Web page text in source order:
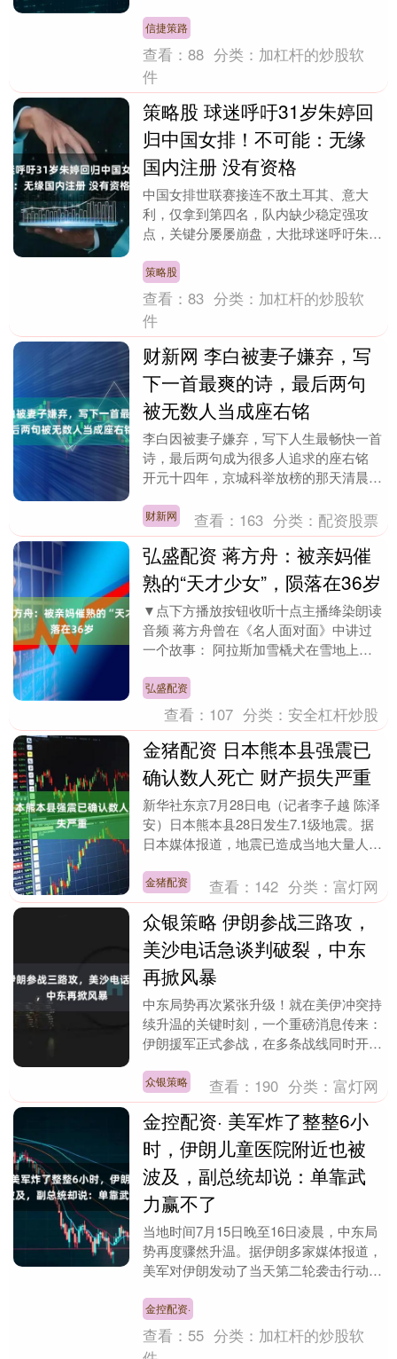
拉之星俱....
信捷策路
查看：88 分类： 加杠杆的炒股软
件
策略股 球迷呼吁31岁朱婷回
归中国女排！不可能：无缘
国内注册 没有资格
中国女排世联赛接连不敌土耳其、意大
利，仅拿到第四名，队内缺少稳定强攻
点，关键分屡屡崩盘，大批球迷呼吁朱婷
表现，可以看出队伍少....
策略股
查看：83 分类： 加杠杆的炒股软
件
财新网 李白被妻子嫌弃，写
下一首最爽的诗，最后两句
被无数人当成座右铭
李白因被妻子嫌弃，写下人生最畅快一首
诗，最后两句成为很多人追求的座右铭
开元十四年，京城科举放榜的那天清晨，
出后有人痛哭失声....
财新网 查看： 163 分类： 配资股票
弘盛配资 蒋方舟：被亲妈催
熟的“天才少女”，陨落在36岁
▼点下方播放按钮收听十点主播绛染朗读
音频 蒋方舟曾在《名人面对面》中讲过
一个故事： 阿拉斯加雪橇犬在雪地上走
直走的是直路，但....
弘盛配资
查看： 107 分类：安全杠杆炒股
金猪配资 日本熊本县强震已
确认数人死亡 财产损失严重
新华社东京7月28日电（记者李子越 陈泽
安）日本熊本县28日发生7.1级地震。据
日本媒体报道，地震已造成当地大量人员
倒塌，设....
金猪配资 查看： 142 分类：富灯网
众银策略 伊朗参战三路攻，
美沙电话急谈判破裂，中东
再掀风暴
中东局势再次紧张升级！就在美伊冲突持
续升温的关键时刻，一个重磅消息传来：
伊朗援军正式参战，在多条战线同时开辟
特，而华盛顿的军事....
众银策略 查看： 190 分类：富灯网
金控配资· 美军炸了整整6小
时，伊朗儿童医院附近也被
波及，副总统却说：单靠武
力赢不了
当地时间7月15日晚至16日凌晨，中东局
势再度骤然升温。据伊朗多家媒体报道，
美军对伊朗发动了当天第二轮袭击行动，
境内目标遭到....
金控配资·
查看： 55 分类： 加杠杆的炒股软